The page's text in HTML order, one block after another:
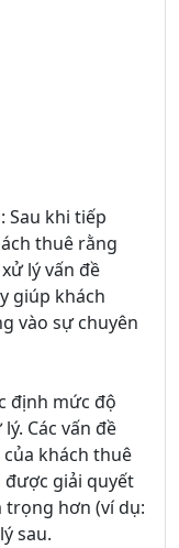
Sau khi tiếp
thuê rằng
lý vấn đề
giúp khách
vào sự chuyên
định mức độ
Các vấn đề
khách thuê
được giải quyết
trọng hơn (ví dụ:
sau.